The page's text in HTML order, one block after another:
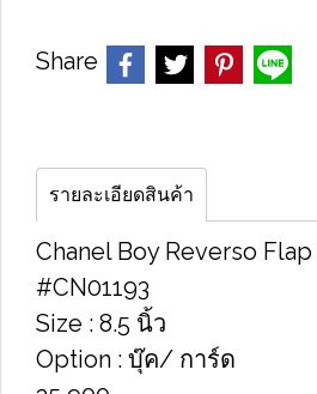
Share
รายละเอียดสินค้า
Chanel Boy Reverso
#CN01193
Size : 8.5 นิ้ว
Option : บุ๊ค/ การ์ด